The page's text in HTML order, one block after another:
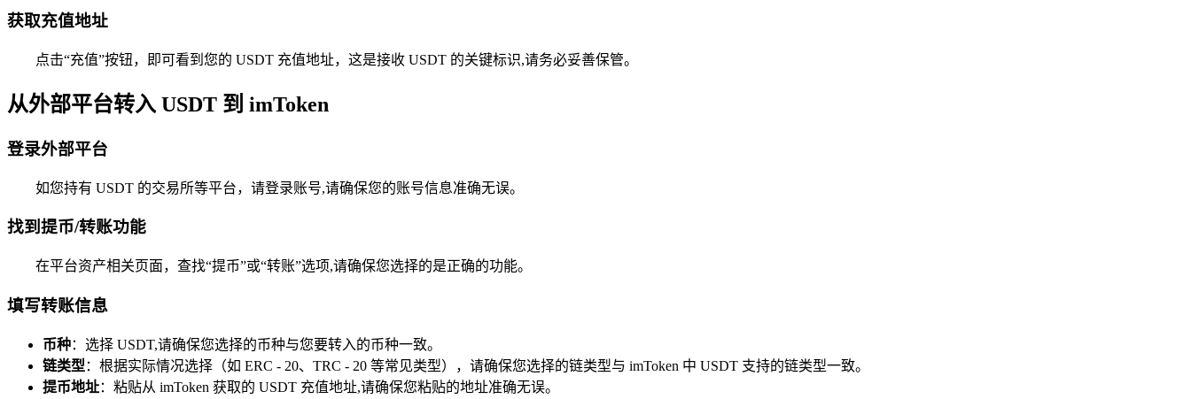
获取充值地址
点击“充值”按钮，即可看到您的 USDT 充值地址，这是接收 USDT 的关键标识,请务必妥善保管。
从外部平台转入 USDT 到 imToken
登录外部平台
如您持有 USDT 的交易所等平台，请登录账号,请确保您的账号信息准确无误。
找到提币/转账功能
在平台资产相关页面，查找“提币”或“转账”选项,请确保您选择的是正确的功能。
填写转账信息
币种：选择 USDT,请确保您选择的币种与您要转入的币种一致。
链类型 ：根据实际情况选择（如 ERC - 20、TRC - 20 等常见类型），请确保您选择的链类型与 imToken 中 USDT 支持的链类型一致。
提币地址：粘贴从 imToken 获取的 USDT 充值地址,请确保您粘贴的地址准确无误。